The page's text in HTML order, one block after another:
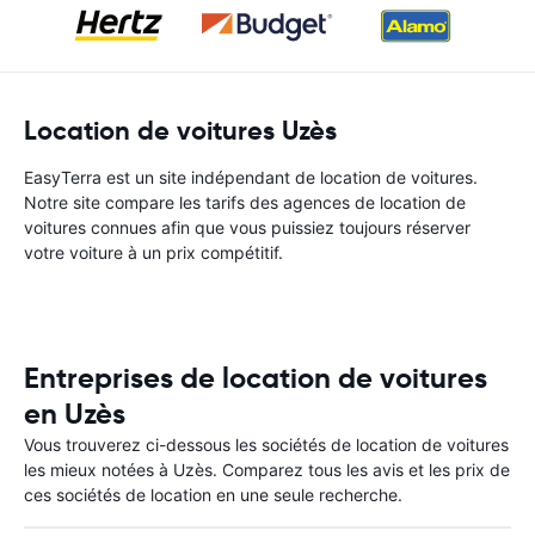
Location de voitures Uzès
EasyTerra est un site indépendant de location de voitures.
Notre site compare les tarifs des agences de location de
voitures connues afin que vous puissiez toujours réserver
votre voiture à un prix compétitif.
Entreprises de location de voitures
en Uzès
Vous trouverez ci-dessous les sociétés de location de voitures
les mieux notées à Uzès. Comparez tous les avis et les prix de
ces sociétés de location en une seule recherche.